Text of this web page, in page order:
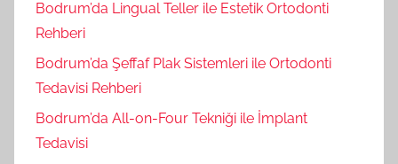
Bodrum’da Lingual Teller ile Estetik Ortodonti
Rehberi
Bodrum’da Şeffaf Plak Sistemleri ile Ortodonti
Tedavisi Rehberi
Bodrum’da All-on-Four Tekniği ile İmplant
Tedavisi